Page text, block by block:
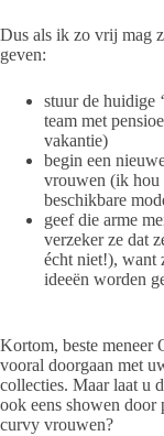
Dus als ik zo vrij mag
geven:
stuur de huidige
team met
vakantie)
begin een
vrouwen (ik hou
beschikbare
geef die arme
verzeker ze dat
écht niet!), want
ideeën worden
Kortom, beste meneer
vooral doorgaan met
collecties. Maar laat u
ook eens showen door
curvy vrouwen?